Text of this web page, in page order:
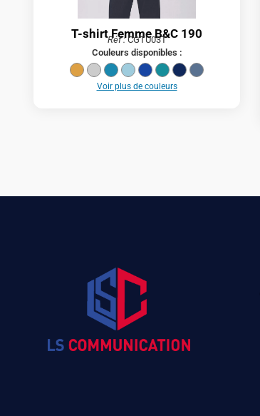
T-shirt Femme B&C 190
Réf :CGTU03T
Couleurs disponibles :
Voir plus de couleurs